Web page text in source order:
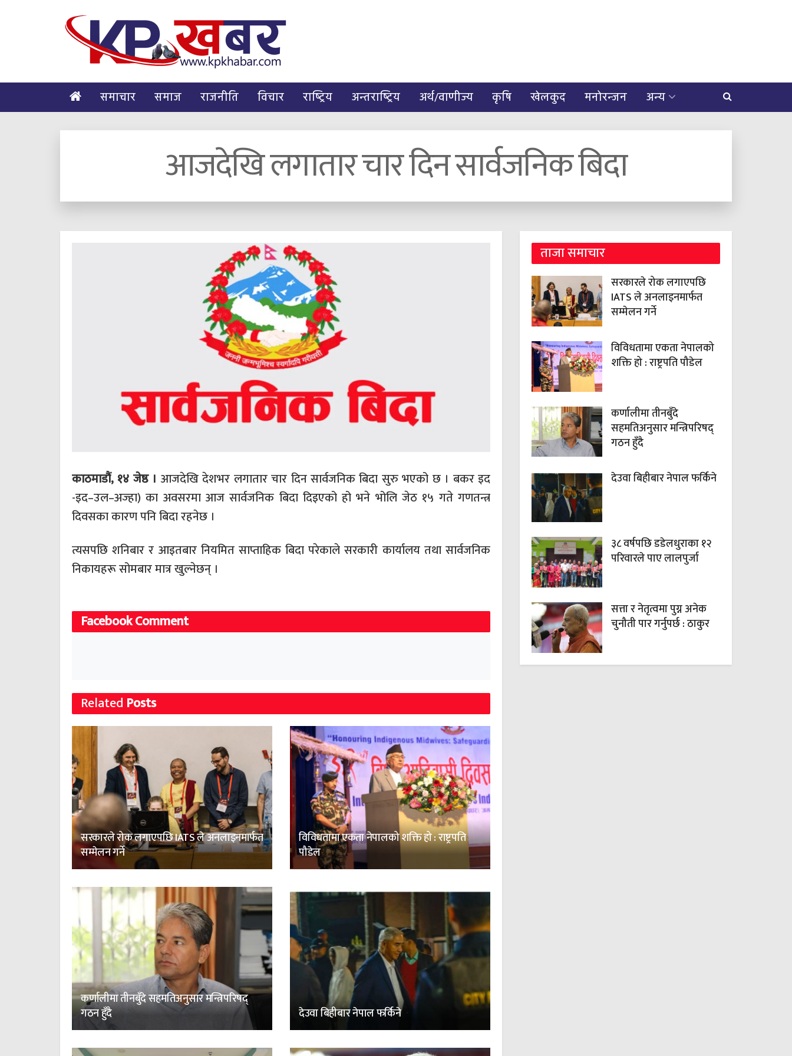
समाचार समाज राजनीति विचार राष्ट्रिय अन्तराष्ट्रिय अर्थ/वाणीज्य कृषि खेलकुद मनोरन्जन अन्य
आजदेखि लगातार चार दिन सार्वजनिक बिदा
काठमाडौं, १४ जेष्ठ । आजदेखि देशभर लगातार चार दिन सार्वजनिक बिदा सुरु भएको छ । बकर इद
-इद–उल–अज्हा) का अवसरमा आज सार्वजनिक बिदा दिइएको हो भने भोलि जेठ १५ गते गणतन्त्र
दिवसका कारण पनि बिदा रहनेछ ।
त्यसपछि शनिबार र आइतबार नियमित साप्ताहिक बिदा परेकाले सरकारी कार्यालय तथा सार्वजनिक
निकायहरू सोमबार मात्र खुल्नेछन् ।
Facebook Comment
Related Posts
सरकारले रोक लगाएपछि IATS ले अनलाइनमार्फत
सम्मेलन गर्ने
विविधतामा एकता नेपालको शक्ति हो : राष्ट्रपति
पौडेल
कर्णालीमा तीनबुँदे सहमतिअनुसार मन्त्रिपरिषद्
गठन हुँदै
देउवा बिहीबार नेपाल फर्किने
ताजा समाचार
सरकारले रोक लगाएपछि
IATS ले अनलाइनमार्फत
सम्मेलन गर्ने
विविधतामा एकता नेपालको
शक्ति हो : राष्ट्रपति पौडेल
कर्णालीमा तीनबुँदे
सहमतिअनुसार मन्त्रिपरिषद्
गठन हुँदै
देउवा बिहीबार नेपाल फर्किने
३८ वर्षपछि डडेलधुराका १२
परिवारले पाए लालपुर्जा
सत्ता र नेतृत्वमा पुग्न अनेक
चुनौती पार गर्नुपर्छ : ठाकुर